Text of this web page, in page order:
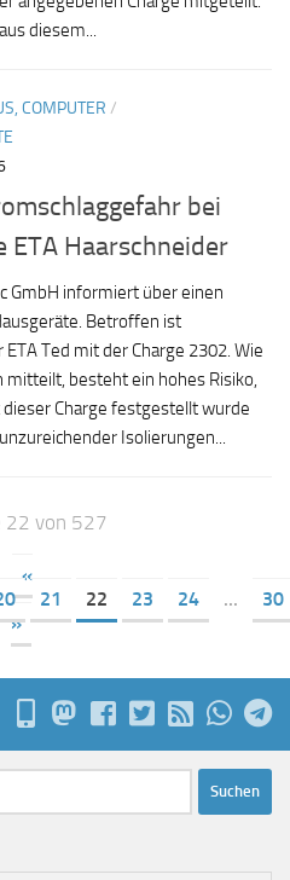
diesem...
COMPUTER /
bei
ETA Haarschneider
GmbH informiert über einen
Betroffen ist
Ted mit der Charge 2302. Wie
besteht ein hohes Risiko,
Charge festgestellt wurde
Isolierungen...
22 von 527
«
21 22 23 24 ...
30
»